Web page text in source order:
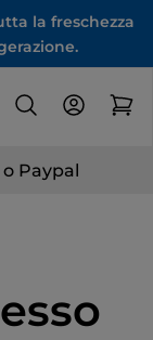
la freschezza
Paypal